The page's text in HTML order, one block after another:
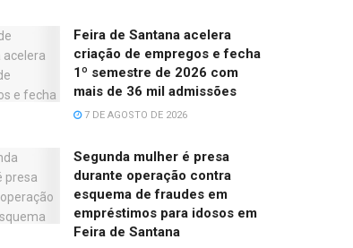
Feira de Santana acelera
criação de empregos e fecha
1º semestre de 2026 com
mais de 36 mil admissões
7 DE AGOSTO DE 2026
Segunda mulher é presa
durante operação contra
esquema de fraudes em
empréstimos para idosos em
Feira de Santana